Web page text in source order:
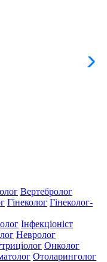
Вертебролог
Гінеколог Гінеколог-
Інфекціоніст
Невролог
Онколог
Отоларинголог